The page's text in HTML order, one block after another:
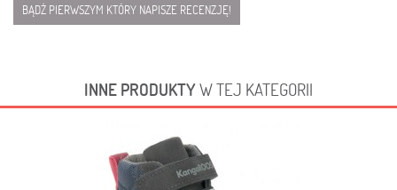
BĄDŹ PIERWSZYM KTÓRY NAPISZE RECENZJĘ!
INNE PRODUKTYW TEJ KATEGORII